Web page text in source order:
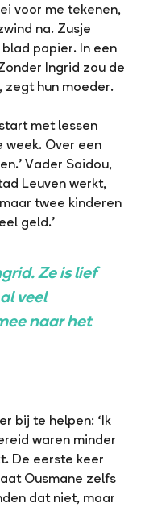
voor me tekenen,
na. Zusje
papier. In een
Ingrid zou de
hun moeder.
met lessen
week. Over een
Vader Saidou,
Leuven werkt,
twee kinderen
geld.’
Ze is lief
veel
naar het
bij te helpen: ‘Ik
waren minder
De eerste keer
Ousmane zelfs
dat niet, maar